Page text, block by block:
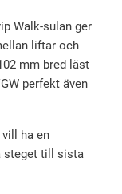
Walk-sulan ger
liftar och
mm bred läst
perfekt även
ha en
steget till sista